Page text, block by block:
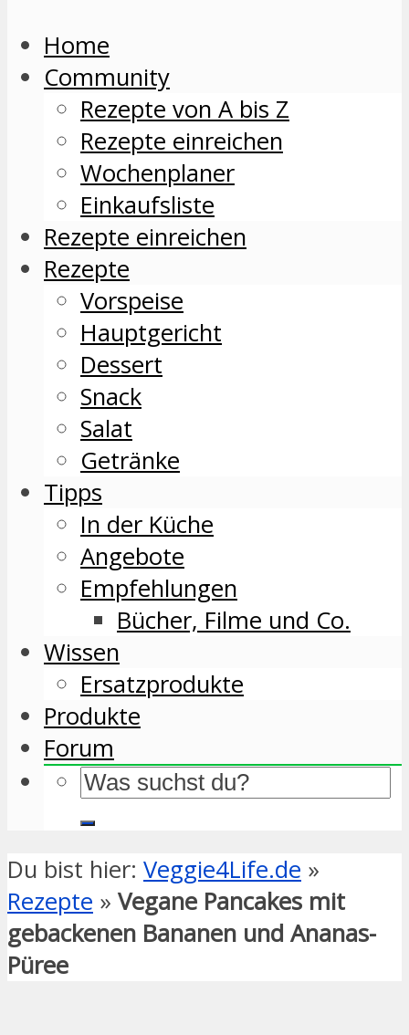
Home
Community
Rezepte von A bis Z
Rezepte einreichen
Wochenplaner
Einkaufsliste
Rezepte einreichen
Rezepte
Vorspeise
Hauptgericht
Dessert
Snack
Salat
Getränke
Tipps
In der Küche
Angebote
Empfehlungen
Bücher, Filme und Co.
Wissen
Ersatzprodukte
Produkte
Forum
Du bist hier: Veggie4Life.de »
Rezepte » Vegane Pancakes mit
gebackenen Bananen und Ananas-
Püree